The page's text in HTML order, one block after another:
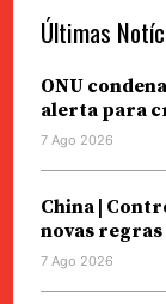
Últimas
ONU
alerta para
7 Ago 2026
China |
novas
7 Ago 2026